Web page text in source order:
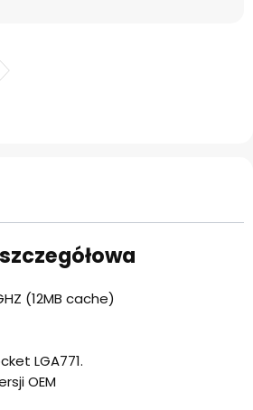
(12MB cache)
LGA771.
OEM